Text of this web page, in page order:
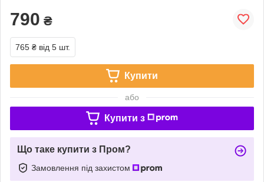
790 ₴
765 ₴ від 5 шт.
Купити
або
Купити з
Що таке купити з Пром?
Замовлення під захистом